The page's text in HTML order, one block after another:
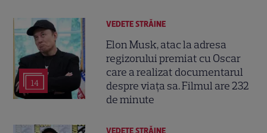
14
VEDETE STRĂINE
Elon Musk, atac la adresa
regizorului premiat cu Oscar
care a realizat documentarul
despre viața sa. Filmul are 232
de minute